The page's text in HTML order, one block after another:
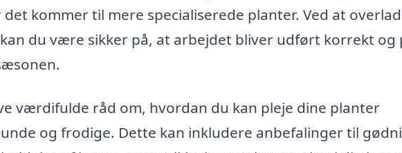
kommer til mere specialiserede planter. Ved at
du være sikker på, at arbejdet bliver udført korrekt og
værdifulde råd om, hvordan du kan pleje dine planter
og frodige. Dette kan inkludere anbefalinger til